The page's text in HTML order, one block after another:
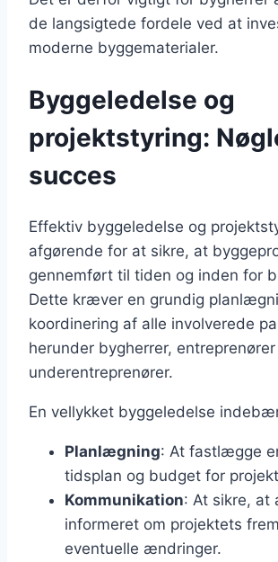
de langsigtede fordele ved at
moderne byggematerialer.
Byggeledelse og
projektstyring:
succes
Effektiv byggeledelse og
afgørende for at sikre, at
gennemført til tiden og inden for
Dette kræver en grundig
koordinering af alle involverede
herunder bygherrer, entreprenører
underentreprenører.
En vellykket byggeledelse
Planlægning: At fastlægge
tidsplan og budget for
Kommunikation: At sikre, at
informeret om projektets
eventuelle ændringer.